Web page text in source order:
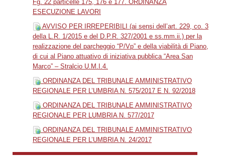
Fg. 22 particelle 175, 176 e 177. ORDINANZA
ESECUZIONE LAVORI
AVVISO PER IRREPERIBILI (ai sensi dell’art. 229, co. 3
della L.R. 1/2015 e del D.P.R. 327/2001 e ss.mm.ii.) per la
realizzazione del parcheggio “P/Vp” e della viabilità di Piano,
di cui al Piano attuativo di iniziativa pubblica “Area San
Marco” – Stralcio U.M.I.4.
ORDINANZA DEL TRIBUNALE AMMINISTRATIVO
REGIONALE PER L’UMBRIA N. 575/2017 E N. 92/2018
ORDINANZA DEL TRIBUNALE AMMINISTRATIVO
REGIONALE PER LUMBRIA N. 577/2017
ORDINANZA DEL TRIBUNALE AMMINISTRATIVO
REGIONALE PER L’UMBRIA N. 24/2017